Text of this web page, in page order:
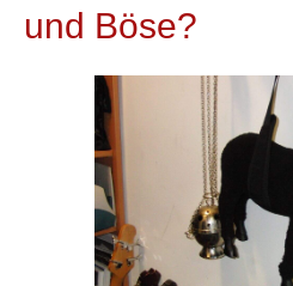
und Böse?